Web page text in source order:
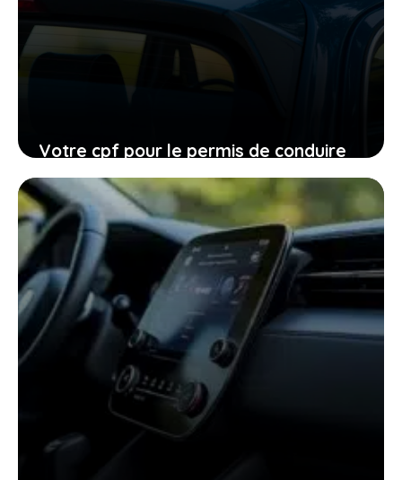
Votre cpf pour le permis de conduire
expire en 2026, ne laissez pas filer
cette ultime chance
27 janvier 2026